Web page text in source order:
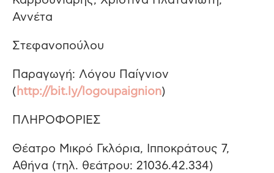
Αννέτα
Στεφανοπούλου
Παραγωγή: Λόγου Παίγνιον
( http://bit.ly/logoupaignion)
ΠΛΗΡΟΦΟΡΙΕΣ
Θέατρο Μικρό Γκλόρια, Ιπποκράτους 7,
Αθήνα (τηλ. θεάτρου: 210­36.42.334)